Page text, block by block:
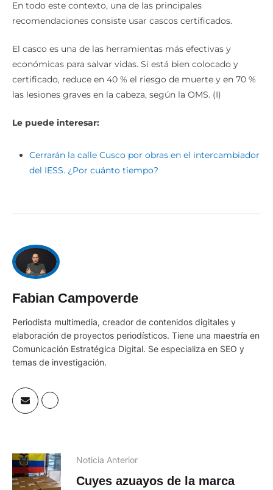
En todo este contexto, una de las principales
recomendaciones consiste usar cascos certificados.
El casco es una de las herramientas más efectivas y
económicas para salvar vidas. Si está bien colocado y
certificado, reduce en 40 % el riesgo de muerte y en 70 %
las lesiones graves en la cabeza, según la OMS. (I)
Le puede interesar:
Cerrarán la calle Cusco por obras en el intercambiador
del IESS. ¿Por cuánto tiempo?
Fabian Campoverde
Periodista multimedia, creador de contenidos digitales y
elaboración de proyectos periodísticos. Tiene una maestría en
Comunicación Estratégica Digital. Se especializa en SEO y
temas de investigación.
Noticia Anterior
Cuyes azuayos de la marca